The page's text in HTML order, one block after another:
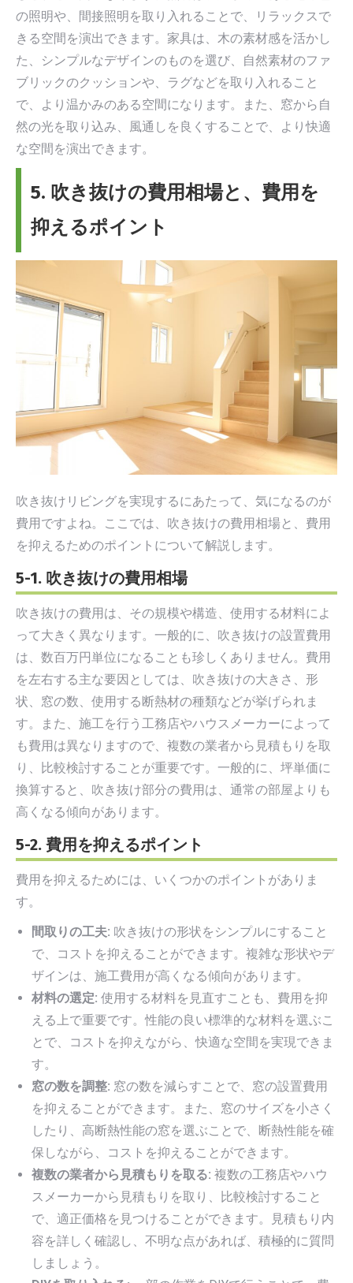
の照明や、間接照明を取り入れることで、リラックスで
きる空間を演出できます。家具は、木の素材感を活かし
た、シンプルなデザインのものを選び、自然素材のファ
ブリックのクッションや、ラグなどを取り入れること
で、より温かみのある空間になります。また、窓から自
然の光を取り込み、風通しを良くすることで、より快適
な空間を演出できます。
5. 吹き抜けの費用相場と、費用を
抑えるポイント
吹き抜けリビングを実現するにあたって、気になるのが
費用ですよね。ここでは、吹き抜けの費用相場と、費用
を抑えるためのポイントについて解説します。
5-1. 吹き抜けの費用相場
吹き抜けの費用は、その規模や構造、使用する材料によ
って大きく異なります。一般的に、吹き抜けの設置費用
は、数百万円単位になることも珍しくありません。費用
を左右する主な要因としては、吹き抜けの大きさ、形
状、窓の数、使用する断熱材の種類などが挙げられま
す。また、施工を行う工務店やハウスメーカーによって
も費用は異なりますので、複数の業者から見積もりを取
り、比較検討することが重要です。一般的に、坪単価に
換算すると、吹き抜け部分の費用は、通常の部屋よりも
高くなる傾向があります。
5-2. 費用を抑えるポイント
費用を抑えるためには、いくつかのポイントがありま
す。
間取りの工夫: 吹き抜けの形状をシンプルにすること
で、コストを抑えることができます。複雑な形状やデ
ザインは、施工費用が高くなる傾向があります。
材料の選定: 使用する材料を見直すことも、費用を抑
える上で重要です。性能の良い標準的な材料を選ぶこ
とで、コストを抑えながら、快適な空間を実現できま
す。
窓の数を調整: 窓の数を減らすことで、窓の設置費用
を抑えることができます。また、窓のサイズを小さく
したり、高断熱性能の窓を選ぶことで、断熱性能を確
保しながら、コストを抑えることができます。
複数の業者から見積もりを取る: 複数の工務店やハウ
スメーカーから見積もりを取り、比較検討すること
で、適正価格を見つけることができます。見積もり内
容を詳しく確認し、不明な点があれば、積極的に質問
しましょう。